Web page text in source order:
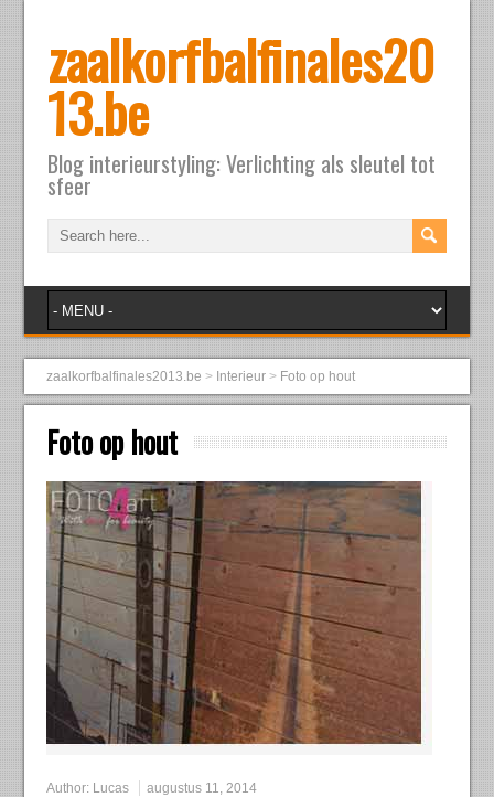
zaalkorfbalfinales20
13.be
Blog interieurstyling: Verlichting als sleutel tot
sfeer
zaalkorfbalfinales2013.be > Interieur > Foto op hout
Foto op hout
Author: Lucas augustus 11, 2014